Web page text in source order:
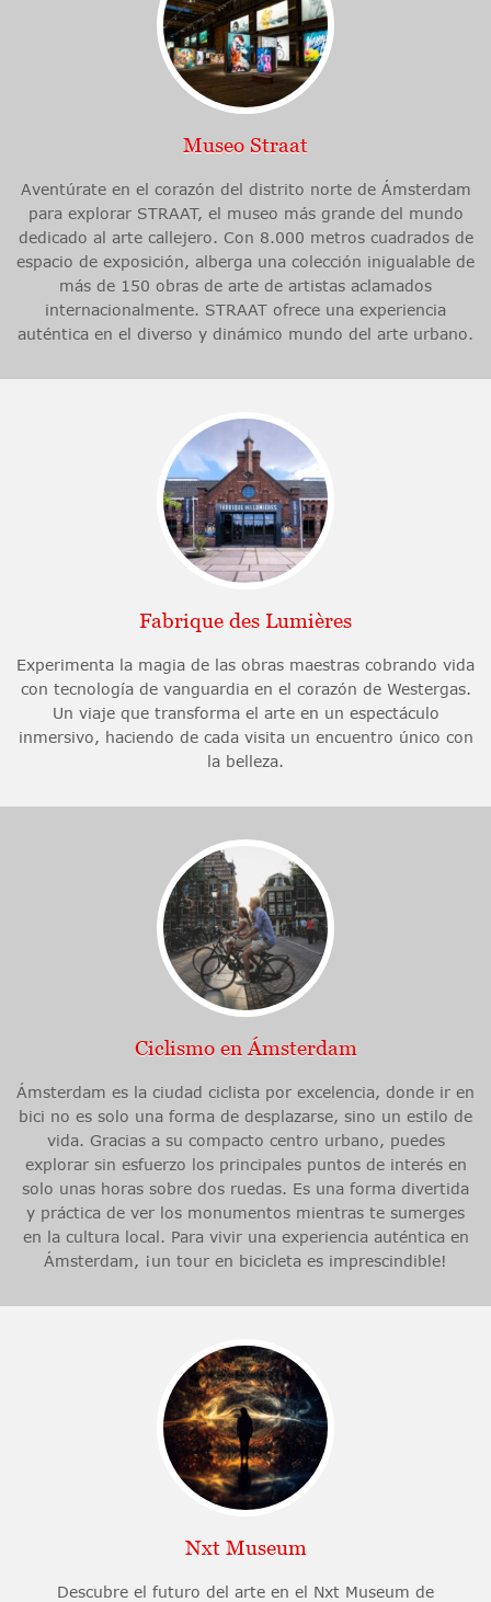
Museo Straat
Aventúrate en el corazón del distrito norte de Ámsterdam
para explorar STRAAT, el museo más grande del mundo
dedicado al arte callejero. Con 8.000 metros cuadrados de
espacio de exposición, alberga una colección inigualable de
más de 150 obras de arte de artistas aclamados
internacionalmente. STRAAT ofrece una experiencia
auténtica en el diverso y dinámico mundo del arte urbano.
Fabrique des Lumières
Experimenta la magia de las obras maestras cobrando vida
con tecnología de vanguardia en el corazón de Westergas.
Un viaje que transforma el arte en un espectáculo
inmersivo, haciendo de cada visita un encuentro único con
la belleza.
Ciclismo en Ámsterdam
Ámsterdam es la ciudad ciclista por excelencia, donde ir en
bici no es solo una forma de desplazarse, sino un estilo de
vida. Gracias a su compacto centro urbano, puedes
explorar sin esfuerzo los principales puntos de interés en
solo unas horas sobre dos ruedas. Es una forma divertida
y práctica de ver los monumentos mientras te sumerges
en la cultura local. Para vivir una experiencia auténtica en
Ámsterdam, ¡un tour en bicicleta es imprescindible!
Nxt Museum
Descubre el futuro del arte en el Nxt Museum de